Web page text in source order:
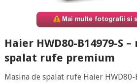
Haier HWD80-B14979-S
spalat rufe premium
Masina de spalat rufe Haier HWD80-